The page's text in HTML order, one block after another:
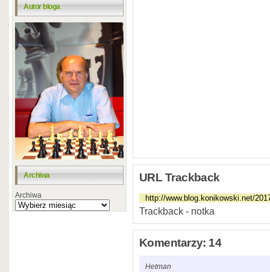
Autor bloga
Archiwa
Archiwa
URL Trackback
Trackback - notka
Komentarzy: 14
Hetman